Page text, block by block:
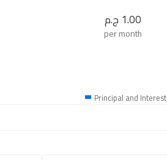
1.00 ج.م
per month
Principal and Interest